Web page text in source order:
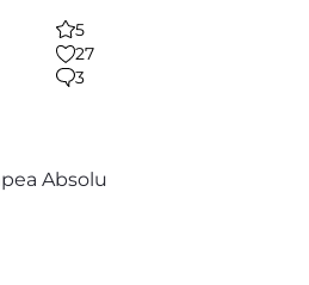
5
27
3
Absolu